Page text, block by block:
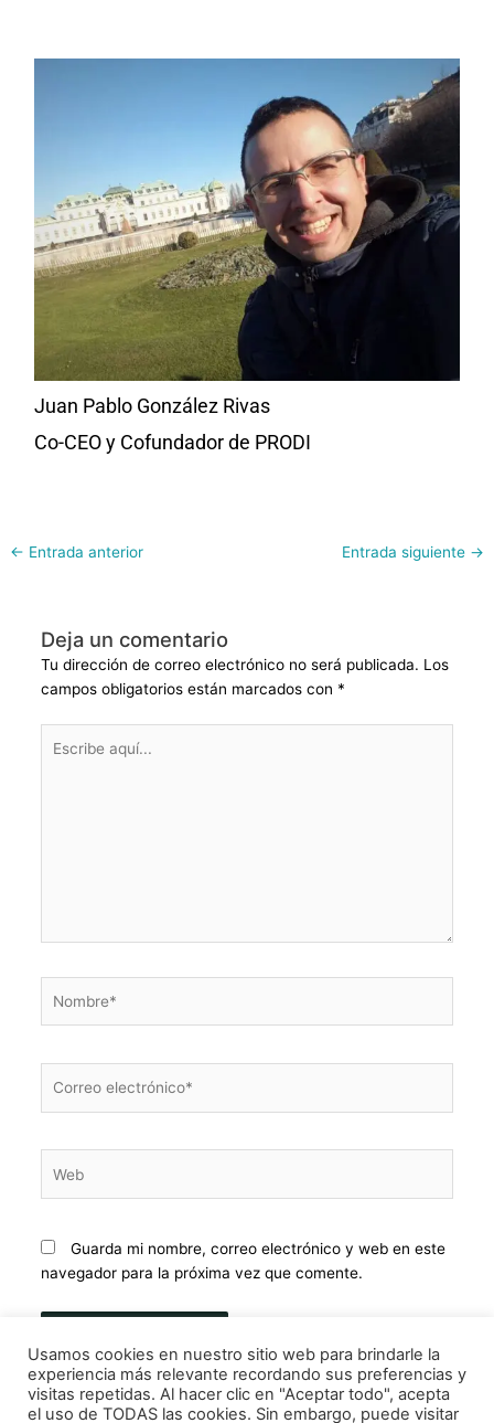
Juan Pablo González Rivas
Co-CEO y Cofundador de PRODI
← Entrada anterior Entrada siguiente →
Deja un comentario
Tu dirección de correo electrónico no será publicada. Los
campos obligatorios están marcados con *
aquí...
electrónico*
Guarda mi nombre, correo electrónico y web en este
navegador para la próxima vez que comente.
Alternative:
Usamos cookies en nuestro sitio web para brindarle la
experiencia más relevante recordando sus preferencias y
visitas repetidas. Al hacer clic en "Aceptar todo", acepta
el uso de TODAS las cookies. Sin embargo, puede visitar